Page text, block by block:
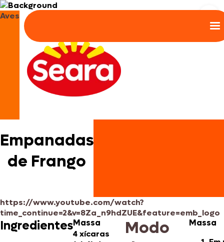
Aves
Empanadas
de Frango
https://www.youtube.com/watch?
time_continue=2&v=8Za_n9hdZUE&feature=emb_logo
IngredientesMassa
4 xícaras
Modo
Massa